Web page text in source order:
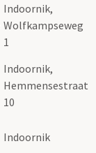
Indoornik,
Wolfkampseweg
1
Indoornik,
Hemmensestraat
10
Indoornik